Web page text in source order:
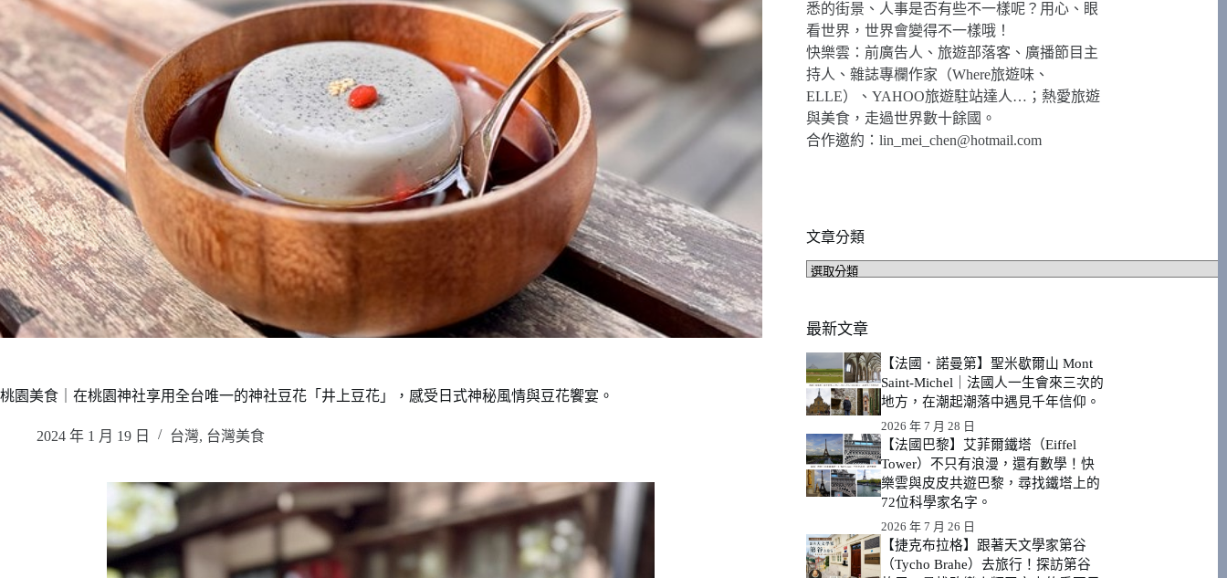
桃園美食｜在桃園神社享用全台唯一的神社豆花「井上豆花」，感受日式神秘風情與豆花饗宴。
2024 年 1 月 19 日 台灣, 台灣美食
悉的街景、人事是否有些不一樣呢？用心、眼
看世界，世界會變得不一樣哦！
快樂雲：前廣告人、旅遊部落客、廣播節目主
持人、雜誌專欄作家（Where旅遊味、
ELLE）、YAHOO旅遊駐站達人…；熱愛旅遊
與美食，走過世界數十餘國。
合作邀約：lin_mei_chen@hotmail.com
文章分類
文
類
最新文章
【法國．諾曼第】聖米歇爾山 Mont
Saint-Michel｜法國人一生會來三次的
地方，在潮起潮落中遇見千年信仰。
2026 年 7 月 28 日
【法國巴黎】艾菲爾鐵塔（Eiffel
Tower）不只有浪漫，還有數學！快
樂雲與皮皮共遊巴黎，尋找鐵塔上的
72位科學家名字。
2026 年 7 月 26 日
【捷克布拉格】跟著天文學家第谷
（Tycho Brahe）去旅行！探訪第谷